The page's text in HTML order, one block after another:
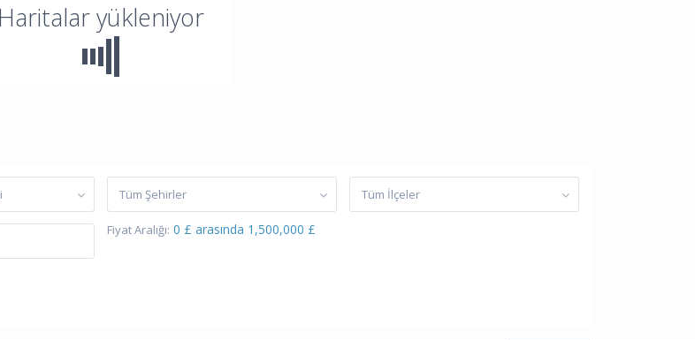
Haritalar yükleniyor
Tüm Şehirler Tüm İlçeler
Fiyat Aralığı: 0 £ arasında 1,500,000 £